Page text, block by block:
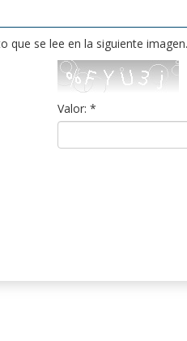
que se lee en la siguiente imagen.
Valor: *